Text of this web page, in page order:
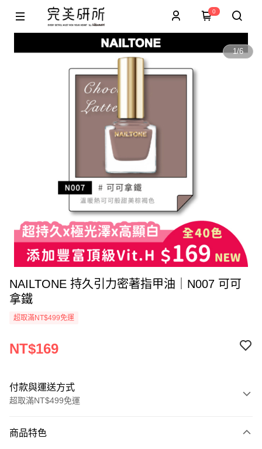
0
1/6
NAILTONE 持久引力密著指甲油｜N007 可可
拿鐵
超取滿NT$499免運
NT$169
付款與運送方式
超取滿NT$499免運
信用卡一次付款
商品特色